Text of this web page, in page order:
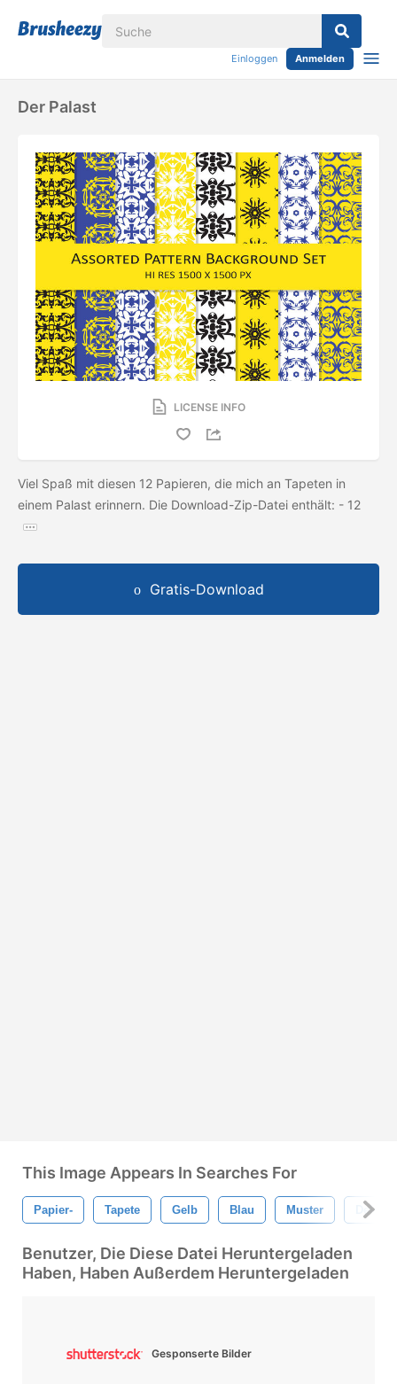
Einloggen Anmelden
Der Palast
LICENSE INFO
Viel Spaß mit diesen 12 Papieren, die mich an Tapeten in
einem Palast erinnern. Die Download-Zip-Datei enthält: - 12
Gratis-Download
This Image Appears In Searches For
Papier- Tapete Gelb Blau Muster
Benutzer, Die Diese Datei Heruntergeladen
Haben, Haben Außerdem Heruntergeladen
Gesponserte Bilder